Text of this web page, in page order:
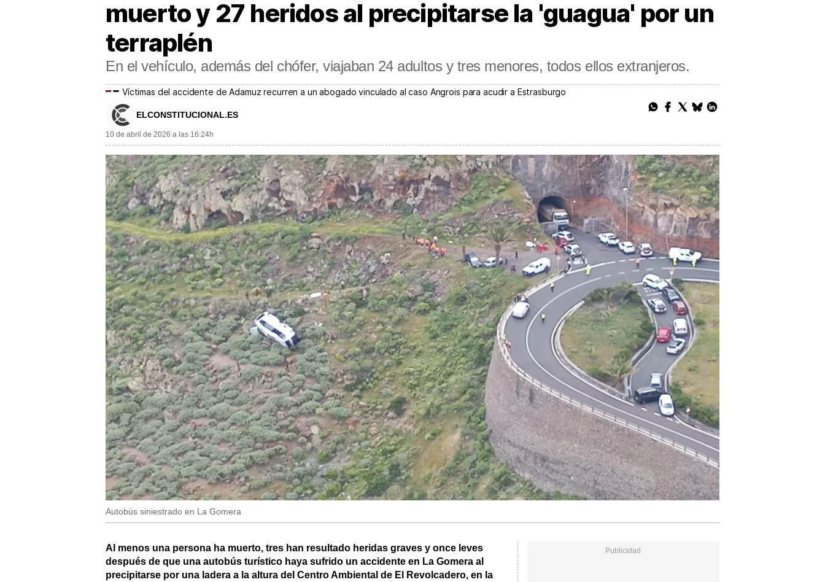
muerto y 27 heridos al precipitarse la 'guagua' por un
terraplén
En el vehículo, además del chófer, viajaban 24 adultos y tres menores, todos ellos extranjeros.
Víctimas del accidente de Adamuz recurren a un abogado vinculado al caso Angrois para acudir a Estrasburgo
ELCONSTITUCIONAL.ES
10 de abril de 2026 a las 16:24h
Autobús siniestrado en La Gomera
Al menos una persona ha muerto, tres han resultado heridas graves y once leves
después de que una autobús turístico haya sufrido un accidente en La Gomera al
precipitarse por una ladera a la altura del Centro Ambiental de El Revolcadero, en la